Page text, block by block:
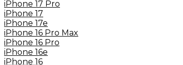
iPhone 17 Pro
iPhone 17
iPhone 17e
iPhone 16 Pro Max
iPhone 16 Pro
iPhone 16e
iPhone 16